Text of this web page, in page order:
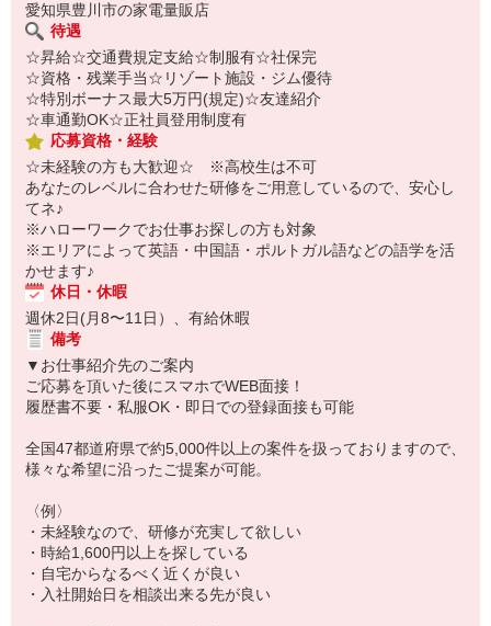
愛知県豊川市の家電量販店
待遇
☆昇給☆交通費規定支給☆制服有☆社保完
☆資格・残業手当☆リゾート施設・ジム優待
☆特別ボーナス最大5万円(規定)☆友達紹介
☆車通勤OK☆正社員登用制度有
応募資格・経験
☆未経験の方も大歓迎☆ ※高校生は不可
あなたのレベルに合わせた研修をご用意しているので、安心し
てネ♪
※ハローワークでお仕事お探しの方も対象
※エリアによって英語・中国語・ポルトガル語などの語学を活
かせます♪
休日・休暇
週休2日(月8〜11日）、有給休暇
備考
▼お仕事紹介先のご案内
ご応募を頂いた後にスマホでWEB面接！
履歴書不要・私服OK・即日での登録面接も可能
全国47都道府県で約5,000件以上の案件を扱っておりますので、
様々な希望に沿ったご提案が可能。
〈例〉
・未経験なので、研修が充実して欲しい
・時給1,600円以上を探している
・自宅からなるべく近くが良い
・入社開始日を相談出来る先が良い